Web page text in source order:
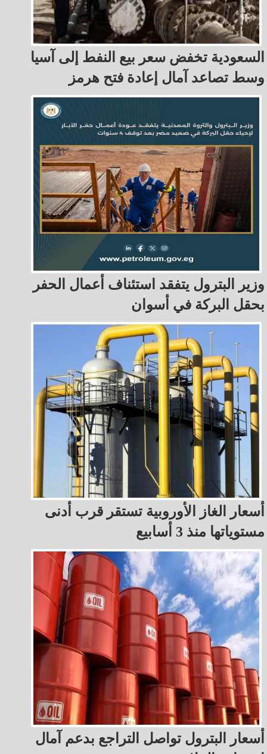
السعودية تخفض سعر بيع النفط إلى آسيا
وسط تصاعد آمال إعادة فتح هرمز
وزير البترول يتفقد استئناف أعمال الحفر
بحقل البركة في أسوان
أسعار الغاز الأوروبية تستقر قرب أدنى
مستوياتها منذ 3 أسابيع
أسعار البترول تواصل التراجع بدعم آمال